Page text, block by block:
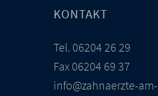
KONTAKT
Tel. 06204 26 29
Fax 06204 69 37
info@zahnaerzte-am-